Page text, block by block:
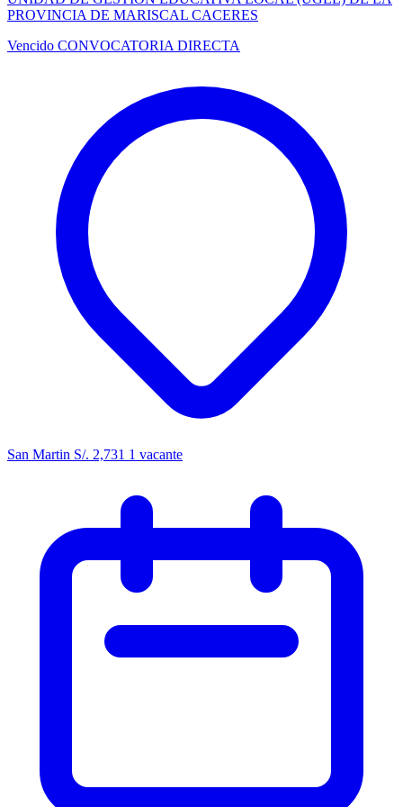
PROVINCIA DE MARISCAL CACERES
Vencido CONVOCATORIA DIRECTA
San Martin S/. 2,731 1 vacante